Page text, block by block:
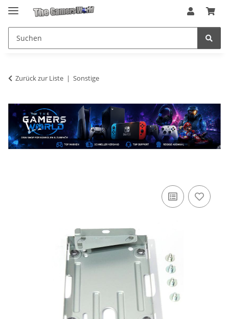
Zurück zur Liste Sonstige